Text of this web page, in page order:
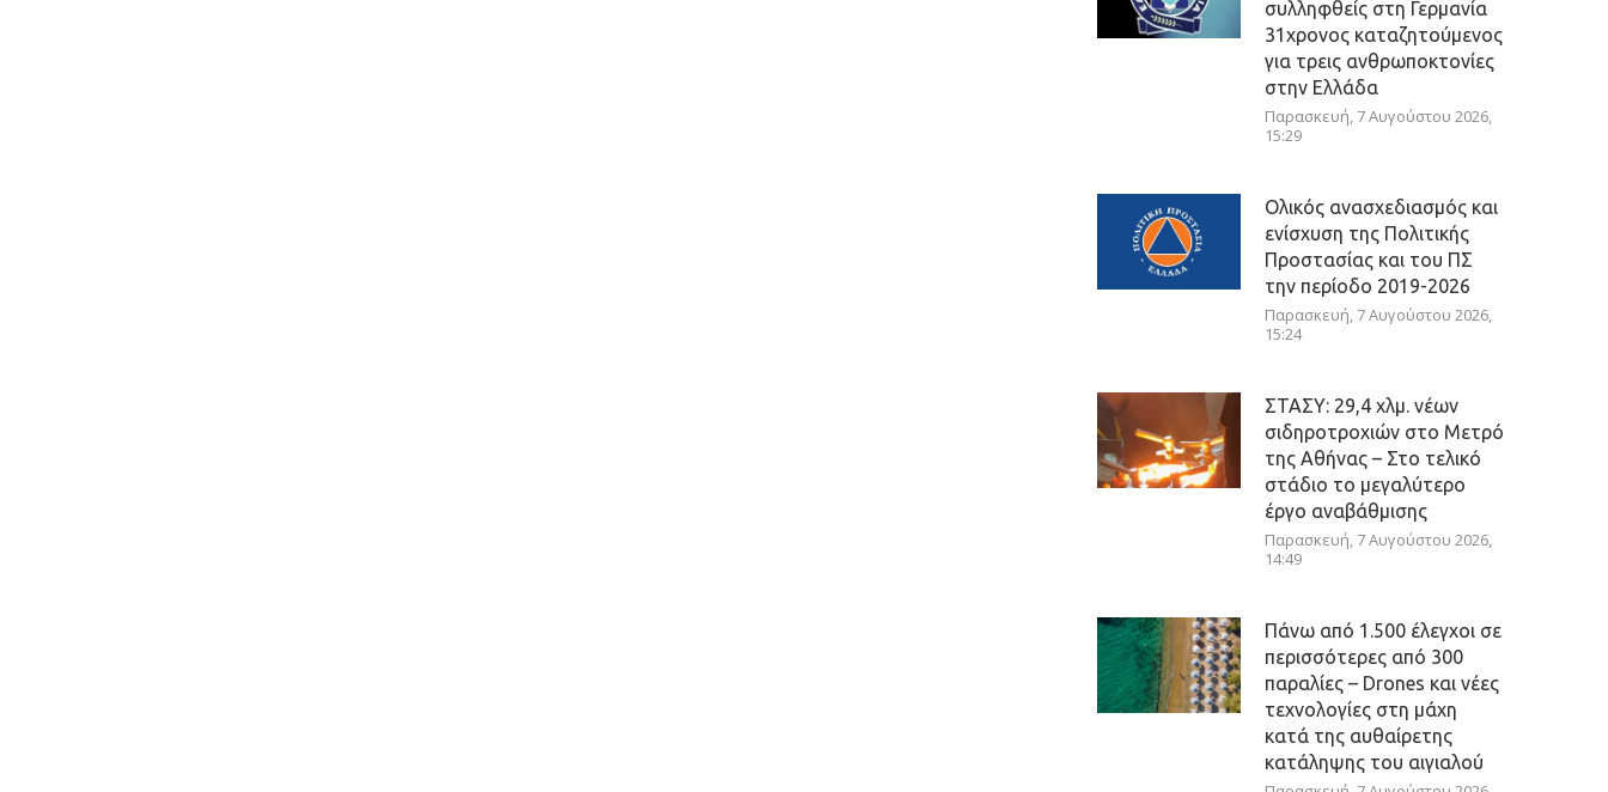
συλληφθείς στη Γερμανία
31χρονος καταζητούμενος
για τρεις ανθρωποκτονίες
στην Ελλάδα
Παρασκευή, 7 Αυγούστου 2026,
15:29
Ολικός ανασχεδιασμός και
ενίσχυση της Πολιτικής
Προστασίας και του ΠΣ
την περίοδο 2019-2026
Παρασκευή, 7 Αυγούστου 2026,
15:24
ΣΤΑΣΥ: 29,4 χλμ. νέων
σιδηροτροχιών στο Μετρό
της Αθήνας – Στο τελικό
στάδιο το μεγαλύτερο
έργο αναβάθμισης
Παρασκευή, 7 Αυγούστου 2026,
14:49
Πάνω από 1.500 έλεγχοι σε
περισσότερες από 300
παραλίες – Drones και νέες
τεχνολογίες στη μάχη
κατά της αυθαίρετης
κατάληψης του αιγιαλού